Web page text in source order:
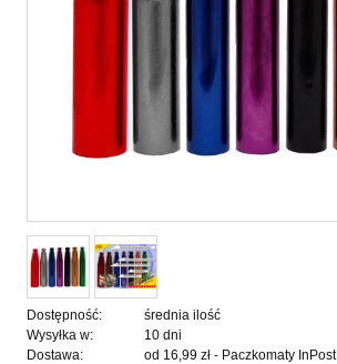
Dostępność:
średnia ilość
Wysyłka w:
10 dni
Dostawa:
od 16,99 zł - Paczkomaty InPost